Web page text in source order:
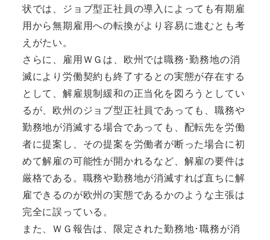
状では、ジョブ型正社員の導入によっても有期雇
用から無期雇用への転換がより容易に進むとも考
えがたい。
さらに、雇用ＷＧは、欧州では職務･勤務地の消
滅により労働契約も終了するとの実態が存在する
として、解雇規制緩和の正当化を図ろうとしてい
るが、欧州のジョブ型正社員であっても、職務や
勤務地が消滅する場合であっても、配転先を労働
者に提案し、その提案を労働者が断った場合に初
めて解雇の可能性が開かれるなど、解雇の要件は
厳格である。職務や勤務地が消滅すれば直ちに解
雇できるのが欧州の実態であるかのような主張は
完全に誤っている。
また、ＷＧ報告は、限定された勤務地･職務が消